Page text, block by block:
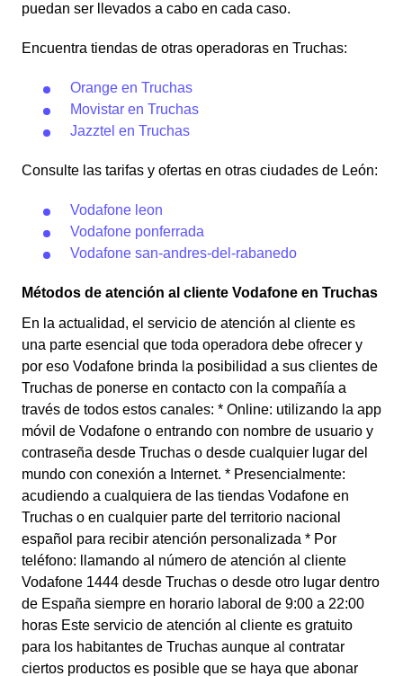
puedan ser llevados a cabo en cada caso.
Encuentra tiendas de otras operadoras en Truchas:
Orange en Truchas
Movistar en Truchas
Jazztel en Truchas
Consulte las tarifas y ofertas en otras ciudades de León:
Vodafone leon
Vodafone ponferrada
Vodafone san-andres-del-rabanedo
Métodos de atención al cliente Vodafone en Truchas
En la actualidad, el servicio de atención al cliente es
una parte esencial que toda operadora debe ofrecer y
por eso Vodafone brinda la posibilidad a sus clientes de
Truchas de ponerse en contacto con la compañía a
través de todos estos canales: * Online: utilizando la app
móvil de Vodafone o entrando con nombre de usuario y
contraseña desde Truchas o desde cualquier lugar del
mundo con conexión a Internet. * Presencialmente:
acudiendo a cualquiera de las tiendas Vodafone en
Truchas o en cualquier parte del territorio nacional
español para recibir atención personalizada * Por
teléfono: llamando al número de atención al cliente
Vodafone 1444 desde Truchas o desde otro lugar dentro
de España siempre en horario laboral de 9:00 a 22:00
horas Este servicio de atención al cliente es gratuito
para los habitantes de Truchas aunque al contratar
ciertos productos es posible que se haya que abonar